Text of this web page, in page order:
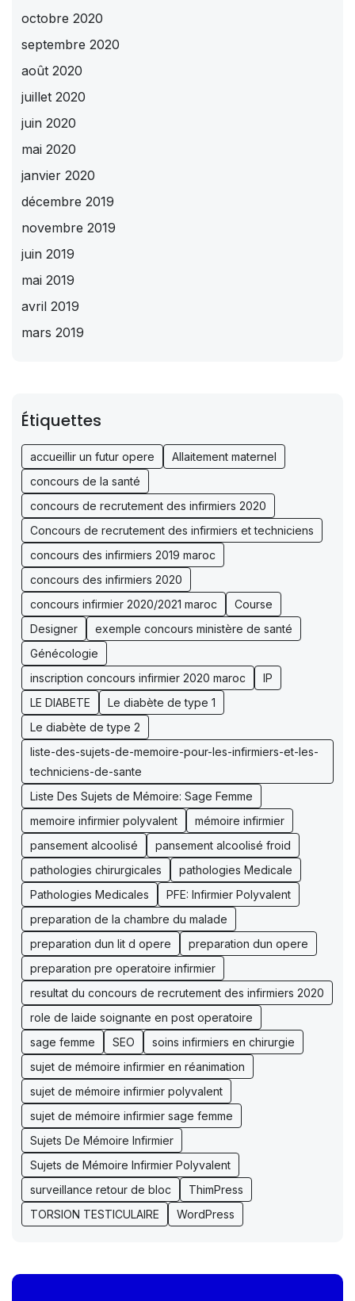
octobre 2020
septembre 2020
août 2020
juillet 2020
juin 2020
mai 2020
janvier 2020
décembre 2019
novembre 2019
juin 2019
mai 2019
avril 2019
mars 2019
Étiquettes
accueillir un futur opere
Allaitement maternel
concours de la santé
concours de recrutement des infirmiers 2020
Concours de recrutement des infirmiers et techniciens
concours des infirmiers 2019 maroc
concours des infirmiers 2020
concours infirmier 2020/2021 maroc
Course
Designer
exemple concours ministère de santé
Génécologie
inscription concours infirmier 2020 maroc
IP
LE DIABETE
Le diabète de type 1
Le diabète de type 2
liste-des-sujets-de-memoire-pour-les-infirmiers-et-les-
techniciens-de-sante
Liste Des Sujets de Mémoire: Sage Femme
memoire infirmier polyvalent
mémoire infirmier
pansement alcoolisé
pansement alcoolisé froid
pathologies chirurgicales
pathologies Medicale
Pathologies Medicales
PFE: Infirmier Polyvalent
preparation de la chambre du malade
preparation dun lit d opere
preparation dun opere
preparation pre operatoire infirmier
resultat du concours de recrutement des infirmiers 2020
role de laide soignante en post operatoire
sage femme
SEO
soins infirmiers en chirurgie
sujet de mémoire infirmier en réanimation
sujet de mémoire infirmier polyvalent
sujet de mémoire infirmier sage femme
Sujets De Mémoire Infirmier
Sujets de Mémoire Infirmier Polyvalent
surveillance retour de bloc
ThimPress
TORSION TESTICULAIRE
WordPress